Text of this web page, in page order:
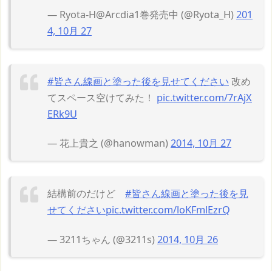
— Ryota-H@Arcdia1巻発売中 (@Ryota_H)201
4, 10月 27
#皆さん線画と塗った後を見せてください 改め
てスペース空けてみた！ pic.twitter.com/7rAjX
ERk9U
— 花上貴之 (@hanowman)2014, 10月 27
結構前のだけど #皆さん線画と塗った後を見
せてくださいpic.twitter.com/loKFmlEzrQ
— 3211ちゃん (@3211s)2014, 10月 26